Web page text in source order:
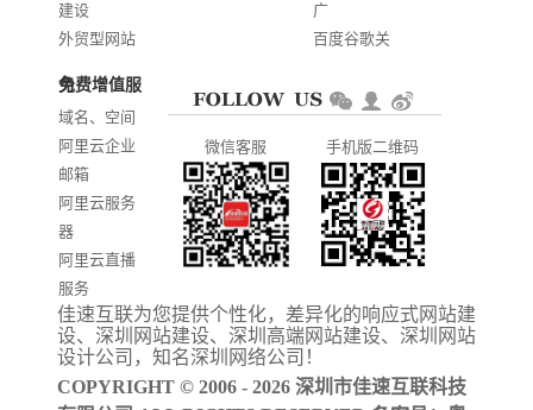
建设
外贸型网站
商城网站开
发
门户信息平
台开发
广
百度谷歌关
AI智能发布
免费增值服务
域名、空间
阿里云企业
邮箱
阿里云服务
器
阿里云直播
服务
阿里云ICP备
案
微信客服 手机版二维码
佳速互联为您提供个性化，差异化的响应式网站建
设、 深圳网站建设、 深圳高端网站建设、 深圳网站
设计公司 ，知名深圳网络公司 ！
COPYRIGHT © 2006 - 2026 深圳市佳速互联科技